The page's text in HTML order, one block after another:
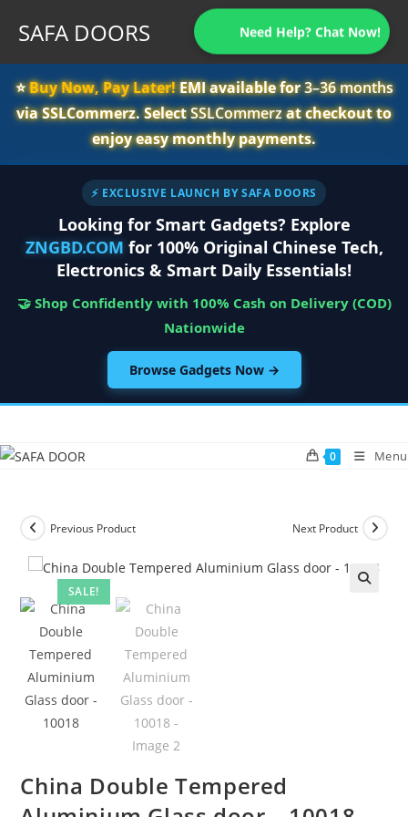
SAFA DOORS Need Help? Chat Now!
⭐️Buy Now, Pay Later!EMI available for3–36 months
via SSLCommerz. SelectSSLCommerzat checkout to
enjoy easy monthly payments.
⚡ EXCLUSIVE LAUNCH BY SAFA DOORS
Looking for Smart Gadgets? Explore
ZNGBD.COM for 100% Original Chinese Tech,
Electronics & Smart Daily Essentials!
🤝 Shop Confidently with 100% Cash on Delivery (COD)
Nationwide
Browse Gadgets Now →
content
0 Menu
SALE!
Previous Product Next Product
China Double Tempered